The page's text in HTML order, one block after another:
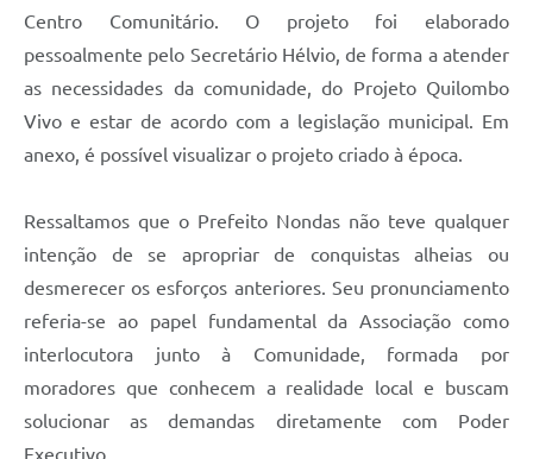
Centro Comunitário. O projeto foi elaborado
pessoalmente pelo Secretário Hélvio, de forma a atender
as necessidades da comunidade, do Projeto Quilombo
Vivo e estar de acordo com a legislação municipal. Em
anexo, é possível visualizar o projeto criado à época.
Ressaltamos que o Prefeito Nondas não teve qualquer
intenção de se apropriar de conquistas alheias ou
desmerecer os esforços anteriores. Seu pronunciamento
referia-se ao papel fundamental da Associação como
interlocutora junto à Comunidade, formada por
moradores que conhecem a realidade local e buscam
solucionar as demandas diretamente com Poder
Executivo.